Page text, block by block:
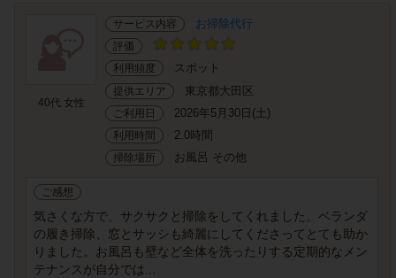
40代 女性
サービス内容 お掃除代行
評価
利用頻度
スポット
提供エリア 東京都大田区
ご利用日 2026年5月30日(土)
利用時間 2.0時間
掃除場所 お風呂 その他
ご感想
気さくな方で、サクサクと掃除をしてくれました。ベランダ
の履き掃除、窓とサッシも綺麗にしてくださってとても助か
りました。お風呂も壁など全体を洗ったりする定期的なメン
テナンスが自分では...